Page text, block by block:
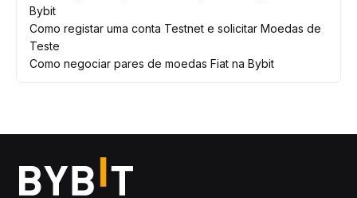
Bybit
Como registar uma conta Testnet e solicitar Moedas de
Teste
Como negociar pares de moedas Fiat na Bybit